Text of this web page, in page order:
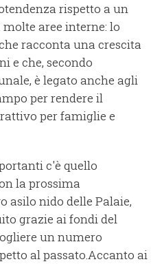
rispetto a un
aree interne: lo
racconta una crescita
e che, secondo
è legato anche agli
per rendere il
per famiglie e
c'è quello
la prossima
asilo nido delle Palaie,
grazie ai fondi del
un numero
al passato.Accanto ai